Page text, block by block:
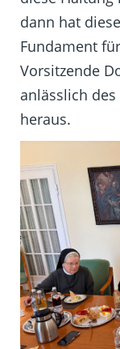
dann hat
Fundament
Vorsitzende
anlässlich
heraus.